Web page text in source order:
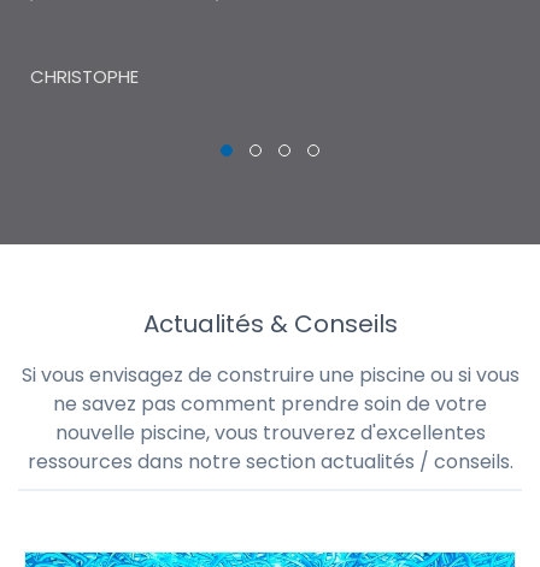
CHRISTOPHE
Actualités & Conseils
Si vous envisagez de construire une piscine ou si vous
ne savez pas comment prendre soin de votre
nouvelle piscine, vous trouverez d'excellentes
ressources dans notre section actualités / conseils.